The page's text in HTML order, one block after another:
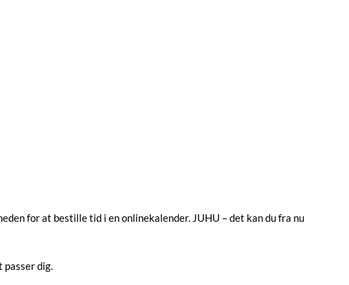
for at bestille tid i en onlinekalender. JUHU – det kan du fra nu
passer dig.